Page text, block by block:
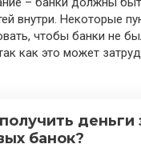
внутри. Некоторые
чтобы банки не
как это может
деньги
банок?